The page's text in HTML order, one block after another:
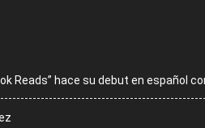
Reads” hace su debut en español